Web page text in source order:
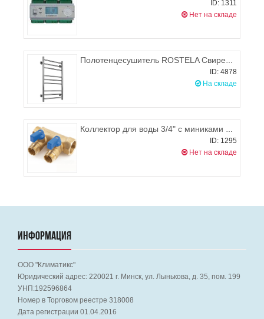
ID: 1311
Нет на складе
Полотенцесушитель ROSTELA Свирель V (ниж. подв. 1/2") 500x700/7 мм
ID: 4878
На складе
Коллектор для воды 3/4" с миниками на 2 выхода 1/2", синий General Fittings
ID: 1295
Нет на складе
ИНФОРМАЦИЯ
ООО "Климатикс"
Юридический адрес: 220021 г. Минск, ул. Лынькова, д. 35, пом. 199
УНП:192596864
Номер в Торговом реестре 318008
Дата регистрации 01.04.2016